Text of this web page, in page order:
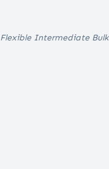
Flexible Intermediate Bulk